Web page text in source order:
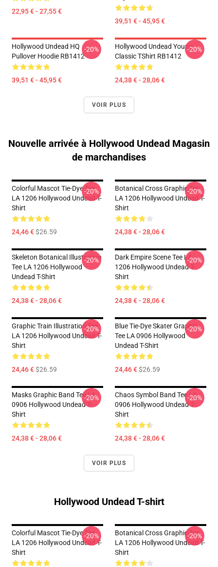
22,95 € - 27,55 €
39,51 € - 45,95 €
Hollywood Undead HQ
Pullover Hoodie RB1412
39,51 € - 45,95 €
-20%
Hollywood Undead Young
Classic TShirt RB1412
24,38 € - 28,06 €
-20%
VOIR PLUS
Nouvelle arrivée à Hollywood Undead Magasin
de marchandises
Colorful Mascot Tie-Dye Tee
LA 1206 Hollywood Undead T-
Shirt
24,46 €$26.59
-20%
Botanical Cross Graphic Tee
LA 1206 Hollywood Undead T-
Shirt
24,38 € - 28,06 €
-20%
Skeleton Botanical Illustration
Tee LA 1206 Hollywood
Undead T-Shirt
24,38 € - 28,06 €
-20%
Dark Empire Scene Tee LA
1206 Hollywood Undead T-
Shirt
24,38 € - 28,06 €
-20%
Graphic Train Illustration Tee
LA 1206 Hollywood Undead T-
Shirt
24,46 €$26.59
-20%
Blue Tie-Dye Skater Graphic
Tee LA 0906 Hollywood
Undead T-Shirt
24,46 €$26.59
-20%
Masks Graphic Band Tee LA
0906 Hollywood Undead T-
Shirt
24,38 € - 28,06 €
-20%
Chaos Symbol Band Tee LA
0906 Hollywood Undead T-
Shirt
24,38 € - 28,06 €
-20%
VOIR PLUS
Hollywood Undead T-shirt
Colorful Mascot Tie-Dye Tee
LA 1206 Hollywood Undead T-
Shirt
-20%
Botanical Cross Graphic Tee
LA 1206 Hollywood Undead T-
Shirt
-20%